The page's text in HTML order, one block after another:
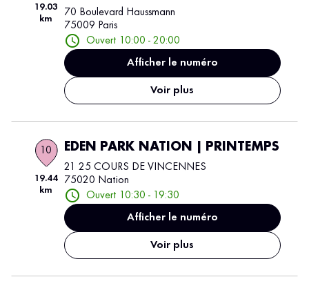
19.03
km
70 Boulevard Haussmann
75009 Paris
Ouvert 10:00 - 20:00
Afficher le numéro
Voir plus
10
19.44
km
EDEN PARK NATION | PRINTEMPS
21 25 COURS DE VINCENNES
75020 Nation
Ouvert 10:30 - 19:30
Afficher le numéro
Voir plus